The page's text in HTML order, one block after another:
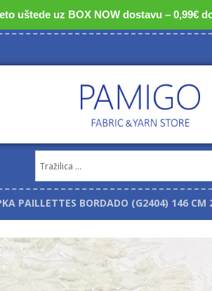
uštede uz BOX NOW dostavu – 0,99€
PAILLETTES BORDADO (G2404) 146 CM